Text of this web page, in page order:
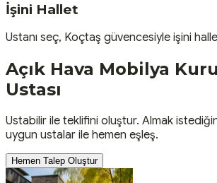
İşini Hallet
Ustanı seç, Koçtaş güvencesiyle işini
Açık Hava Mobilya
Ustası
Ustabilir ile teklifini oluştur. Almak
uygun ustalar ile hemen eşleş.
Hemen Talep Oluştur